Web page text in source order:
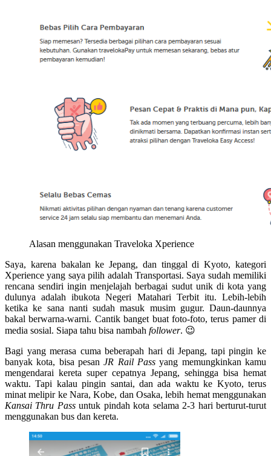
Alasan menggunakan Traveloka Xperience
Saya, karena bakalan ke Jepang, dan tinggal di Kyoto, kategori
Xperience yang saya pilih adalah Transportasi. Saya sudah memiliki
rencana sendiri ingin menjelajah berbagai sudut unik di kota yang
dulunya adalah ibukota Negeri Matahari Terbit itu. Lebih-lebih
ketika ke sana nanti sudah masuk musim gugur. Daun-daunnya
bakal berwarna-warni. Cantik banget buat foto-foto, terus pamer di
media sosial. Siapa tahu bisa nambah follower. 😉
Bagi yang merasa cuma beberapah hari di Jepang, tapi pingin ke
banyak kota, bisa pesanJR Rail Pass yang memungkinkan kamu
mengendarai kereta super cepatnya Jepang, sehingga bisa hemat
waktu. Tapi kalau pingin santai, dan ada waktu ke Kyoto, terus
minat melipir ke Nara, Kobe, dan Osaka, lebih hemat menggunakan
Kansai Thru Passuntuk pindah kota selama 2-3 hari berturut-turut
menggunakan bus dan kereta.